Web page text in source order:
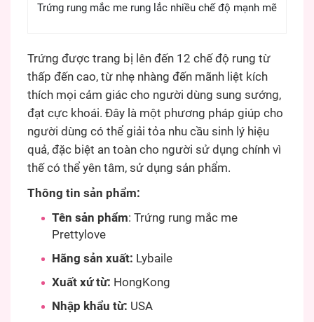
Trứng rung mắc me rung lắc nhiều chế độ mạnh mẽ
Trứng được trang bị lên đến 12 chế độ rung từ
thấp đến cao, từ nhẹ nhàng đến mãnh liệt kích
thích mọi cảm giác cho người dùng sung sướng,
đạt cực khoái. Đây là một phương pháp giúp cho
người dùng có thể giải tỏa nhu cầu sinh lý hiệu
quả, đặc biệt an toàn cho người sử dụng chính vì
thế có thể yên tâm, sử dụng sản phẩm.
Thông tin sản phẩm:
Tên sản phẩm: Trứng rung mắc me
Prettylove
Hãng sản xuất: Lybaile
Xuất xứ từ: HongKong
Nhập khẩu từ: USA